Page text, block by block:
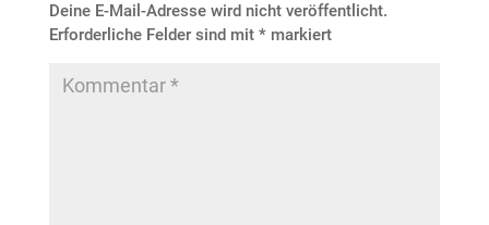
Deine E-Mail-Adresse wird nicht veröffentlicht.
Erforderliche Felder sind mit *markiert